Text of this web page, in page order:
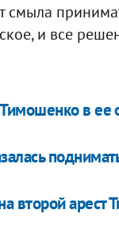
и все
в ее
второй арест